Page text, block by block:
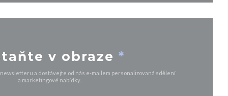
v obraze *
a dostávejte od nás e-mailem personalizovaná sdělení
a marketingové nabídky.